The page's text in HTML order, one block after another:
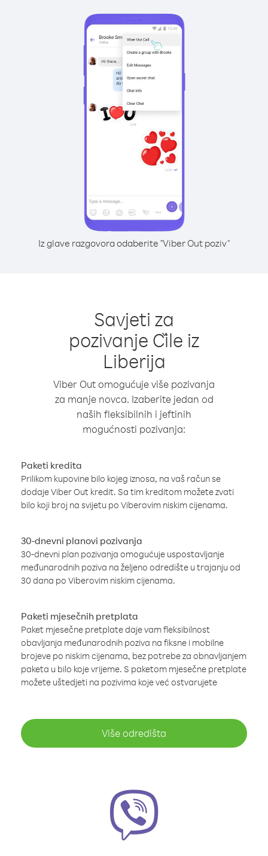
Iz glave razgovora odaberite "Viber Out poziv"
Savjeti za
pozivanje Čile iz
Liberija
Viber Out omogućuje više pozivanja
za manje novca. Izaberite jedan od
naših fleksibilnih i jeftinih
mogućnosti pozivanja:
Paketi kredita
Prilikom kupovine bilo kojeg iznosa, na vaš račun se
dodaje Viber Out kredit. Sa tim kreditom možete zvati
bilo koji broj na svijetu po Viberovim niskim cijenama.
30-dnevni planovi pozivanja
30-dnevni plan pozivanja omogućuje uspostavljanje
međunarodnih poziva na željeno odredište u trajanju od
30 dana po Viberovim niskim cijenama.
Paketi mjesečnih pretplata
Paket mjesečne pretplate daje vam fleksibilnost
obavljanja međunarodnih poziva na fiksne i mobilne
brojeve po niskim cijenama, bez potrebe za obnavljanjem
paketa u bilo koje vrijeme. S paketom mjesečne pretplate
možete uštedjeti na pozivima koje već ostvarujete
Više odredišta